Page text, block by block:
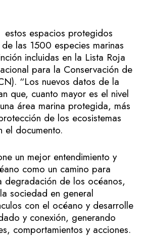
espacios protegidos
las 1500 especies marinas
incluidas en la Lista Roja
para la Conservación de
“Los nuevos datos de la
que, cuanto mayor es el nivel
área marina protegida, más
de los ecosistemas
el documento.
un mejor entendimiento y
como un camino para
degradación de los océanos,
sociedad en general
con el océano y desarrolle
y conexión, generando
comportamientos y acciones.